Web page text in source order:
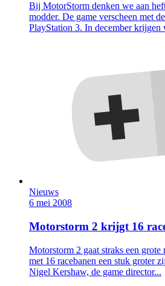
Bij MotorStorm denken we aan
modder. De game verscheen met
PlayStation 3. In december krijgen
Nieuws
6 mei 2008
Motorstorm 2 krijgt 16
Motorstorm 2 gaat straks een
met 16 racebanen een stuk groter
Nigel Kershaw, de game director...